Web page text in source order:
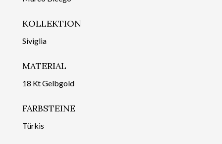
KOLLEKTION
Siviglia
MATERIAL
18 Kt Gelbgold
FARBSTEINE
Türkis